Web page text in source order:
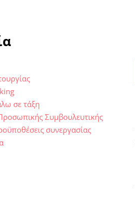
σε τάξη
Συμβουλευτικής
συνεργασίας